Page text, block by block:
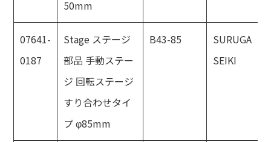
50mm
07641-
0187
Stage ステージ
部品 手動ステー
ジ 回転ステージ
すり合わせタイ
プ φ85mm
B43-85
SURUGA
SEIKI